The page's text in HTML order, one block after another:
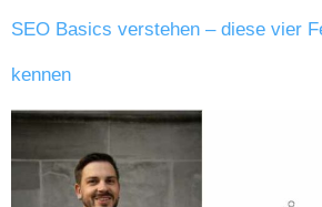
SEO Basics verstehen – diese vier
kennen